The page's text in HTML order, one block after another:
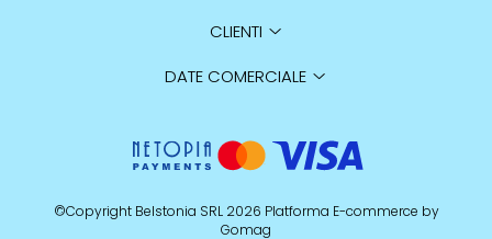
CLIENTI
DATE COMERCIALE
©Copyright Belstonia SRL 2026 Platforma E-commerce by
Gomag